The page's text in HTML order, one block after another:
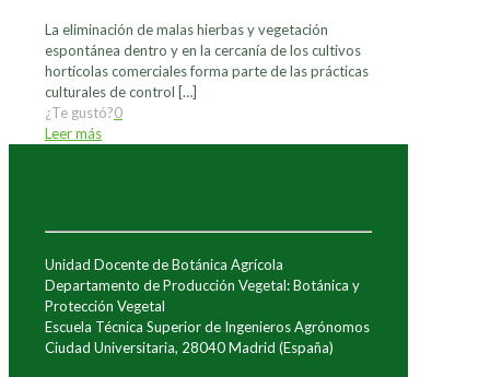
La eliminación de malas hierbas y vegetación
espontánea dentro y en la cercanía de los cultivos
hortícolas comerciales forma parte de las prácticas
culturales de control […]
¿Te gustó?0
Leer más
Unidad Docente de Botánica Agrícola
Departamento de Producción Vegetal: Botánica y
Protección Vegetal
Escuela Técnica Superior de Ingenieros Agrónomos
Ciudad Universitaria, 28040 Madrid (España)